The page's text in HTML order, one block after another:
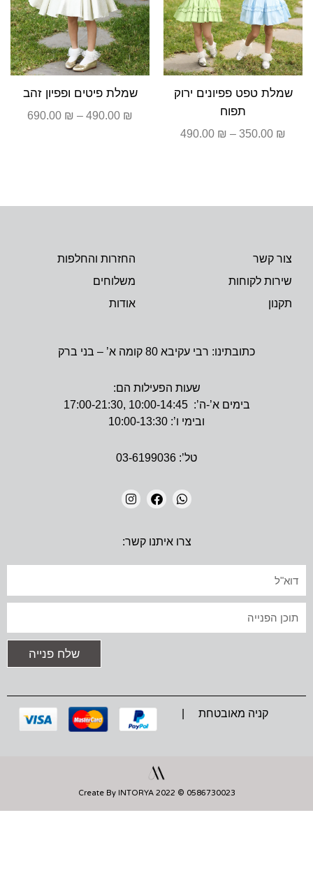
שמלת טפט פפיונים ירוק
תפוח
350.00 ₪
–
490.00 ₪
שמלת פיטים ופפיון זהב
490.00 ₪
–
690.00 ₪
צור קשר
שירות לקוחות
תקנון
החזרות והחלפות
משלוחים
אודות
כתובתינו: רבי עקיבא 80 קומה א’ – בני ברק
שעות הפעילות הם:
בימים א’-ה’: 10:00-14:45 ,17:00-21:30
ובימי ו’: 10:00-13:30
טל’: 03-6199036
H
A
P
P
A
C
O
K
N
S
R
A
צרו איתנו קשר:
שלח פנייה
קניה מאובטחת |
0586730023 © 2022 Create By INTORYA